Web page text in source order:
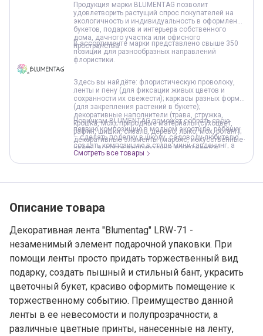
Продукция марки BLUMENTAG позволит
удовлетворить растущий спрос покупателей на
экологичность и индивидуальность в оформлении
букетов, подарков и интерьера собственного
дома, дачного участка или офисного
пространства.
В ассортименте марки представлено свыше 350
позиций для разнообразных направлений
флористики.
Здесь вы найдёте: флористическую проволоку,
ленты и пену (для фиксации живых цветов и
сохранности их свежести); каркасы разных форм
(для закрепления растений в букете);
декоративные наполнители (трава, стружка,
крошка, мох); природные материалы (сухоцвет,
рафия, шишки, сизаль, дерево, лыко, мох, ротанг);
декоративные элементы (марблс, искусственные
цветы, ассорти из природных компонентов:
косточки манго, плоды гледичии, бобы энтады и
т.д.); миниатюры для мини-гарденинга (мини-
быта, мебель, изгородь, беседки и другие товары
Новичкам BLUMENTAG поможет собрать свою
первую композицию в модном экостиле, ребёнку
– сделать поделку в школу, садоводу-любителю –
создать композицию в стиле мини-гарденинг, а
любому творческому человеку – собрать своими
руками уникальный букет или оригинально
Смотреть все товары
Описание товара
Декоративная лента "Blumentag" LRW-71 -
незаменимый элемент подарочной упаковки. При
помощи ленты просто придать торжественный вид
подарку, создать пышный и стильный бант, украсить
цветочный букет, красиво оформить помещение к
торжественному событию. Преимущество данной
ленты в ее невесомости и полупрозрачности, а
различные цветные принты, нанесенные на ленту,